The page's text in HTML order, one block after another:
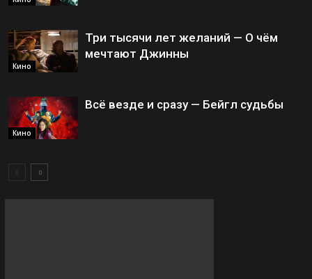
Кино
Три тысячи лет желаний — О чём
мечтают Джинны
Кино
Всё везде и сразу — Бейгл судьбы